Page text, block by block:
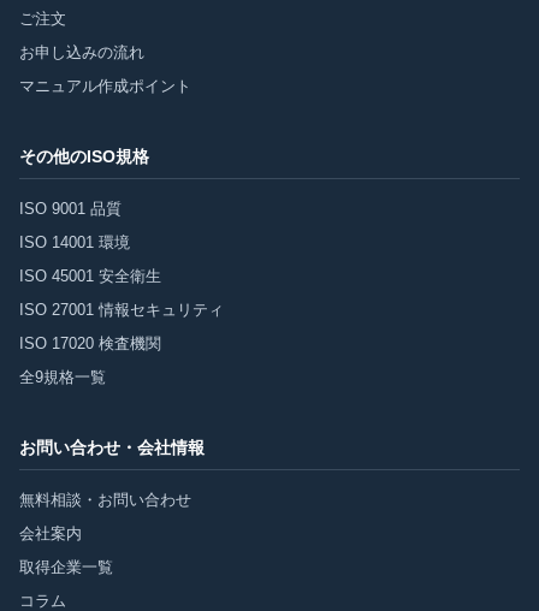
ご注文
お申し込みの流れ
マニュアル作成ポイント
その他のISO規格
ISO 9001 品質
ISO 14001 環境
ISO 45001 安全衛生
ISO 27001 情報セキュリティ
ISO 17020 検査機関
全9規格一覧
お問い合わせ・会社情報
無料相談・お問い合わせ
会社案内
取得企業一覧
コラム